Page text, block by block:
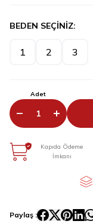
BEDEN SEÇİNİZ:
1 2 3
Adet
Kapıda Ödeme
İmkanı
Paylaş :